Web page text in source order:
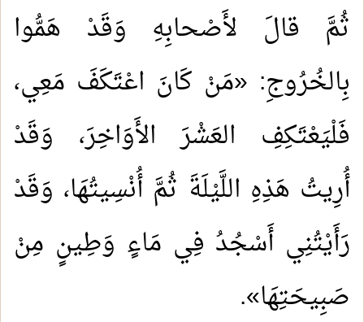
ثُمَّ قالَ لأَصْحابِهِ وَقَدْ هَمُّوا
بِالخُرُوجِ: «مَنْ كَانَ اعْتَكَفَ مَعِي،
فَلْيَعْتَكِفِ العَشْرَ الأَوَاخِرَ، وَقَدْ
أُرِيتُ هَذِهِ اللَّيْلَةَ ثُمَّ أُنْسِيتُهَا، وَقَدْ
رَأَيْتُنِي أَسْجُدُ فِي مَاءٍ وَطِينٍ مِنْ
صَبِيحَتِهَا».